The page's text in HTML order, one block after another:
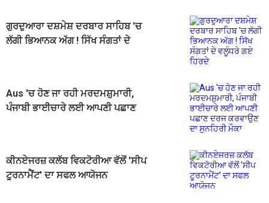
ਗੁਰਦੁਆਰਾ ਦਸ਼ਮੇਸ਼ ਦਰਬਾਰ ਸਾਹਿਬ 'ਚ
ਲੱਗੀ ਭਿਆਨਕ ਅੱਗ ! ਸਿੱਖ ਸੰਗਤਾਂ ਦੇ
Aus 'ਚ ਹੋਣ ਜਾ ਰਹੀ ਮਰਦਮਸ਼ੁਮਾਰੀ,
ਪੰਜਾਬੀ ਭਾਈਚਾਰੇ ਲਈ ਆਪਣੀ ਪਛਾਣ
ਕੀਨਏਜਰਜ਼ ਕਲੱਬ ਵਿਕਟੋਰੀਆ ਵੱਲੋਂ 'ਸੀਪ
ਟੂਰਨਾਮੈਂਟ' ਦਾ ਸਫਲ ਆਯੋਜਨ